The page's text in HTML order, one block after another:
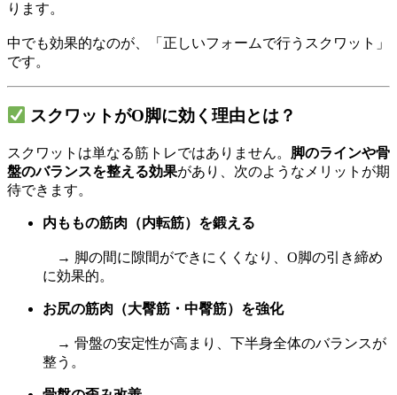
ります。
中でも効果的なのが、「正しいフォームで行うスクワット」
です。
スクワットがO脚に効く理由とは？
スクワットは単なる筋トレではありません。 脚のラインや骨
盤のバランスを整える効果があり、次のようなメリットが期
待できます。
内ももの筋肉（内転筋）を鍛える
→ 脚の間に隙間ができにくくなり、O脚の引き締め
に効果的。
お尻の筋肉（大臀筋・中臀筋）を強化
→ 骨盤の安定性が高まり、下半身全体のバランスが
整う。